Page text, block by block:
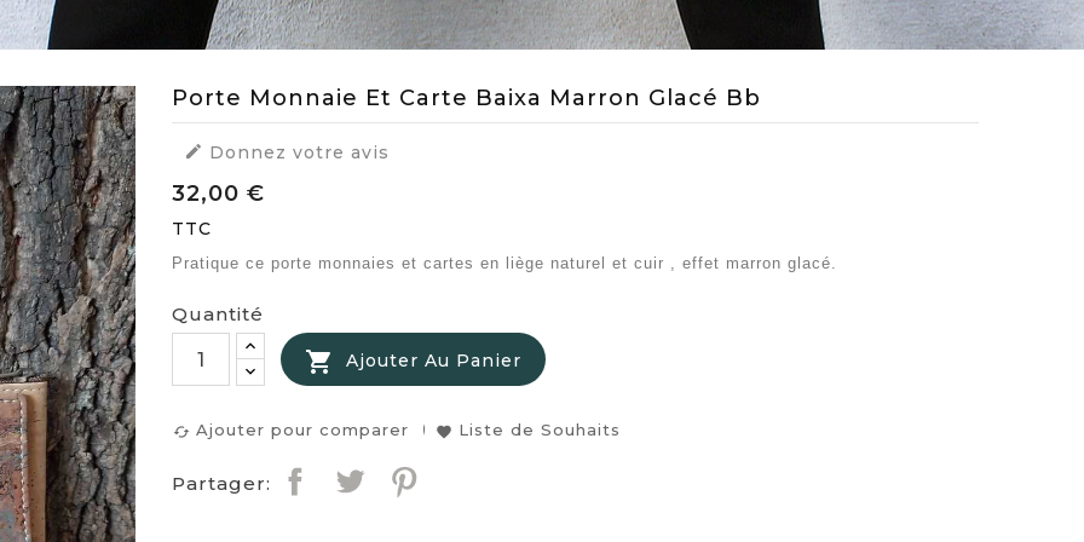
Porte Monnaie Et Carte Baixa Marron Glacé Bb
 Donnez votre avis
32,00 €
TTC
Pratique ce porte monnaies et cartes en liège naturel et cuir , effet marron glacé.
Quantité
 Ajouter Au Panier
cached Ajouter pour comparer favorite Liste de Souhaits
Partager: